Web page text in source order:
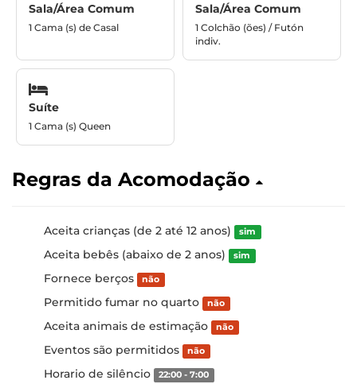
Sala/Área Comum
1 Cama (s) de Casal
Sala/Área Comum
1 Colchão (ões) / Futón
indiv.
Suíte
1 Cama (s) Queen
Regras da Acomodação
Aceita crianças (de 2 até 12 anos) sim
Aceita bebês (abaixo de 2 anos) sim
Fornece berços não
Permitido fumar no quarto não
Aceita animais de estimação não
Eventos são permitidos não
Horario de silêncio 22:00 - 7:00